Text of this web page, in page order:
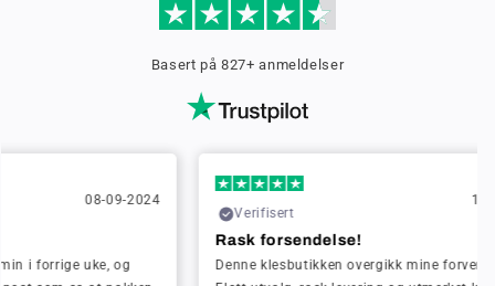
Basert på 827+ anmeldelser
Rask forsendelse!
Denne klesbutikken overgikk mine forventninger!
Jeg